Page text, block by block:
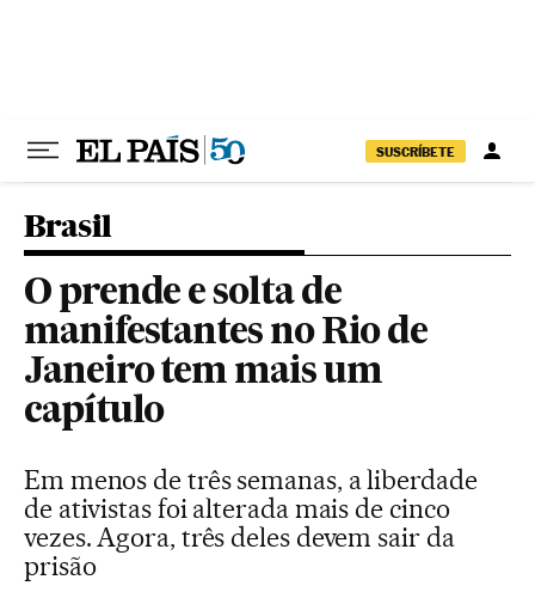
SUSCRÍBETE
Brasil
O prende e solta de
manifestantes no Rio de
Janeiro tem mais um
capítulo
Em menos de três semanas, a liberdade
de ativistas foi alterada mais de cinco
vezes. Agora, três deles devem sair da
prisão